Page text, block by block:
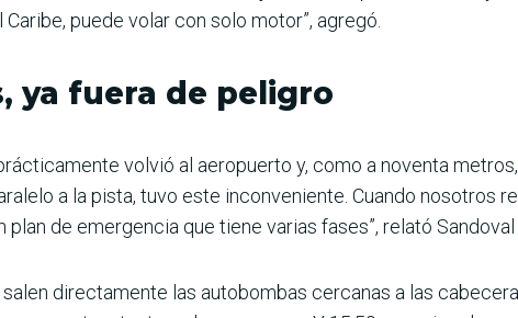
puede volar con solo motor”, agregó.
ya fuera de peligro
volvió al aeropuerto y, como a noventa
a la pista, tuvo este inconveniente. Cuando nosotros
plan de emergencia que tiene varias fases”, relató
salen directamente las autobombas cercanas a las